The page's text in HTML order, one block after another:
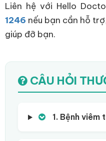
Liên hệ với Hello
1246 nếu bạn cần hỗ
giúp đỡ bạn.
CÂU HỎI
1. Bệnh viêm